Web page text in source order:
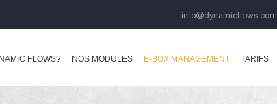
info@dynamicflows.com
FLOWS? NOS MODULES E-BOX MANAGEMENT TARIFS